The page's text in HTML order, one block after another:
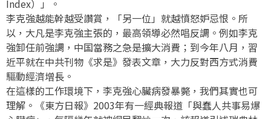
Index）」。
李克強越能幹越受讚賞，「另一位」就越憤怒妒忌恨。所
以，大凡是李克強主張的，最高領導必然唱反調。例如李克
強卸任前強調，中国當務之急是擴大消費；到今年八月，習
近平就在中共刊物《求是》發表文章，大力反對西方式消費
驅動經濟增長。
在這樣的工作環境下，李克強心臟病發暴斃，我們其實也可
理解。《東方日報》2003年有一經典報道「與蠢人共事易爆